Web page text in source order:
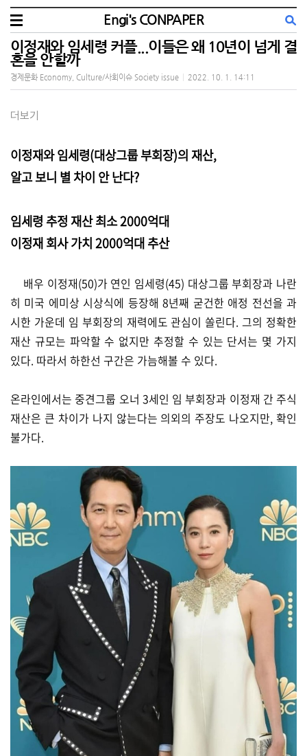
Engi's CONPAPER
이정재와 임세령 커플...이들은 왜 10년이 넘게 결
혼을 안할까
경제문화 Economy, Culture/사회이슈 Society issue 2022. 10. 1. 14:11
더보기
이정재와 임세령(대상그룹 부회장)의 재산,
알고 보니 별 차이 안 난다?
임세령 추정 재산 최소 2000억대
이정재 회사 가치 2000억대 추산
배우 이정재(50)가 연인 임세령(45) 대상그룹 부회장과 나란
히 미국 에미상 시상식에 등장해 8년째 굳건한 애정 전선을 과
시한 가운데 임 부회장의 재력에도 관심이 쏠린다. 그의 정확한
재산 규모는 파악할 수 없지만 추정할 수 있는 단서는 몇 가지
있다. 따라서 하한선 구간은 가늠해볼 수 있다.
온라인에서는 중견그룹 오너 3세인 임 부회장과 이정재 간 주식
재산은 큰 차이가 나지 않는다는 의외의 주장도 나오지만, 확인
불가다.